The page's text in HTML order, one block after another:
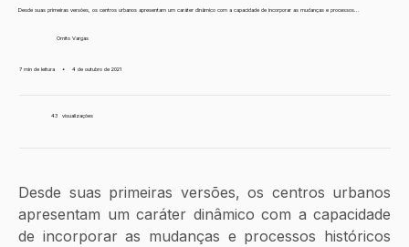
Desde suas primeiras versões, os centros urbanos apresentam um caráter dinâmico com a capacidade de incorporar as mudanças e processos...
Ornito Vargas
7 min de leitura • 4 de outubro de 2021
43 visualizações
Desde suas primeiras versões, os centros urbanos
apresentam um caráter dinâmico com a capacidade
de incorporar as mudanças e processos históricos